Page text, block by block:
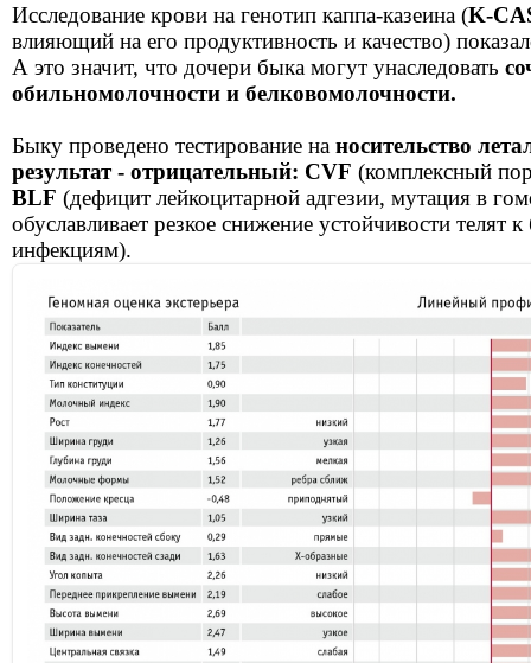
Исследование крови на генотип каппа-казеина (K-
влияющий на его продуктивность и качество)
А это значит, что дочери быка могут унаследовать
обильномолочности и белковомолочности.
Быку проведено тестирование на носительство
результат - отрицательный: CVF (комплексный
BLF (дефицит лейкоцитарной адгезии, мутация в
обуславливает резкое снижение устойчивости телят
инфекциям).